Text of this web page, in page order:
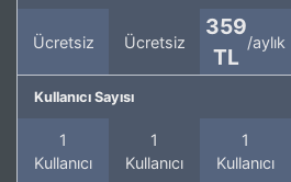
Ücretsiz Ücretsiz
359
TL
/aylık
Kullanıcı Sayısı
1
Kullanıcı
1
Kullanıcı
1
Kullanıcı